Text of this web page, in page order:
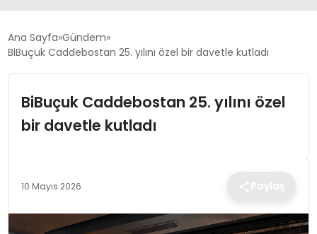
GÜNDEM
DÜNYA
EKONOMI
Ana Sayfa Gündem
BiBuçuk Caddebostan 25. yılını özel bir davetle kutladı
BiBuçuk Caddebostan 25. yılını özel
bir davetle kutladı
10 Mayıs 2026